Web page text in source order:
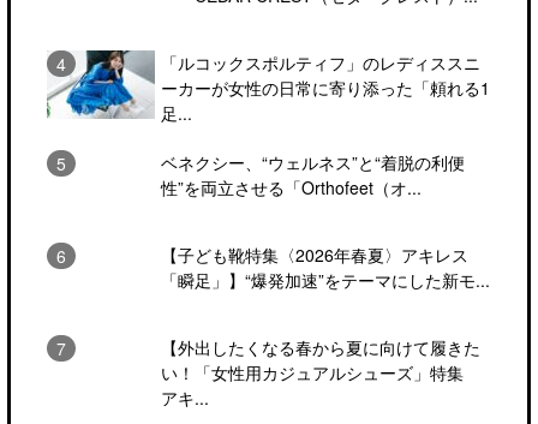
「ルコックスポルティフ」のレディススニ
ーカーが女性の日常に寄り添った「頼れる1
足...
ベネクシー、“ウェルネス”と“着脱の利便
性”を両立させる「Orthofeet（オ...
【子ども靴特集〈2026年春夏〉アキレス
「瞬足」】“爆発加速”をテーマにした新モ...
【外出したくなる春から夏に向けて履きた
い！「女性用カジュアルシューズ」特集
アキ...